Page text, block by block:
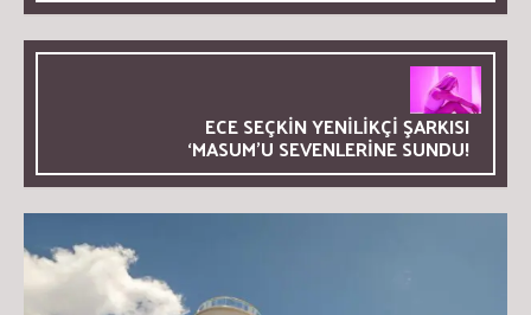
ECE SEÇKİN YENİLİKÇİ ŞARKISI
‘MASUM’U SEVENLERİNE SUNDU!